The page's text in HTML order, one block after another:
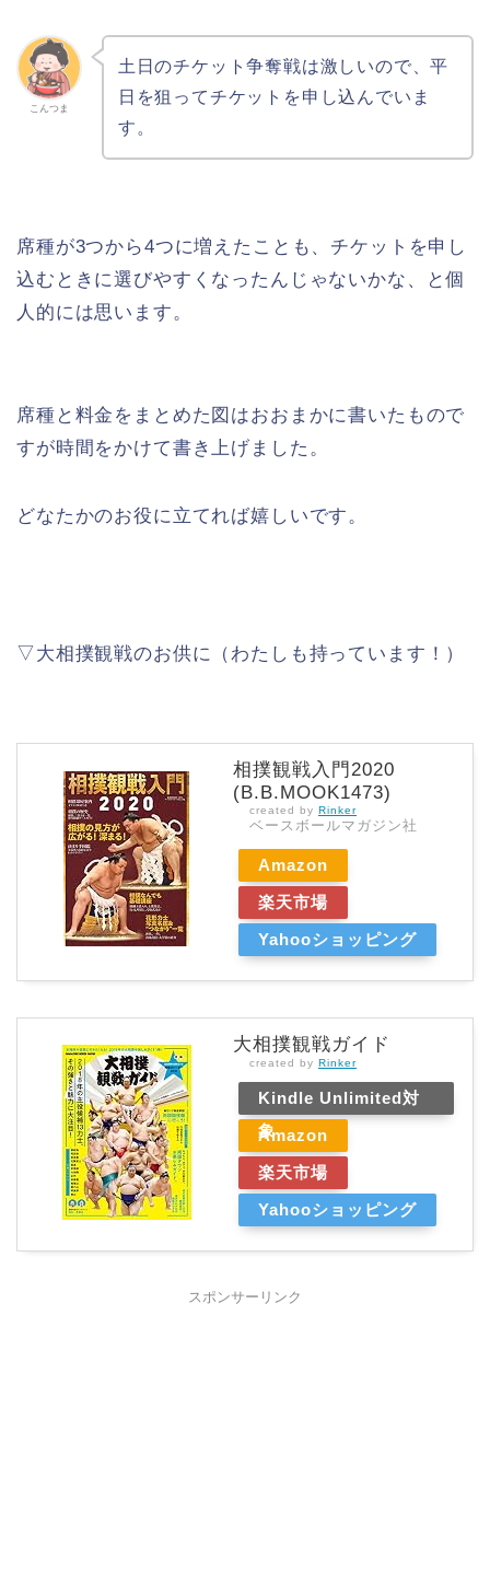
こんつま
土日のチケット争奪戦は激しいので、平
日を狙ってチケットを申し込んでいま
す。
席種が3つから4つに増えたことも、チケットを申し
込むときに選びやすくなったんじゃないかな、と個
人的には思います。
席種と料金をまとめた図はおおまかに書いたもので
すが時間をかけて書き上げました。
どなたかのお役に立てれば嬉しいです。
▽大相撲観戦のお供に（わたしも持っています！）
相撲観戦入門2020
(B.B.MOOK1473)
created by Rinker
ベースボールマガジン社
Amazon
楽天市場
Yahooショッピング
大相撲観戦ガイド
created by Rinker
Kindle Unlimited対
象
Amazon
楽天市場
Yahooショッピング
スポンサーリンク